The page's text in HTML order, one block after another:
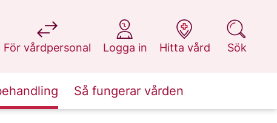
För vårdpersonal
på 1177.se
Logga in
på 1177.se
Hitta vård
på 1177.se
Sök
på 1177.se
Så fungerar vården